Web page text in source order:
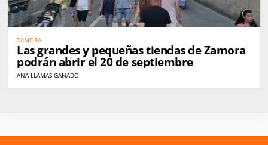
ZAMORA
Las grandes y pequeñas tiendas de Zamora
podrán abrir el 20 de septiembre
ANA LLAMAS GANADO